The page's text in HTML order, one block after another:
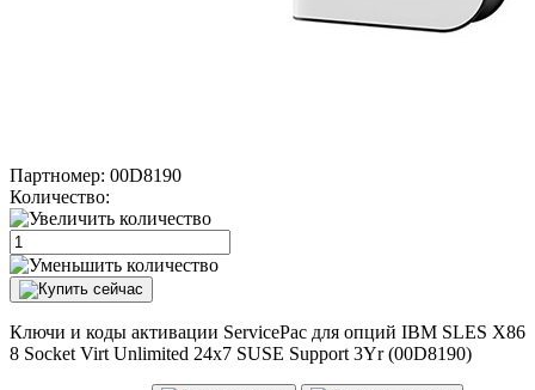
Партномер: 00D8190
Количество:
Ключи и коды активации ServicePac для опций IBM SLES X86
8 Socket Virt Unlimited 24x7 SUSE Support 3Yr (00D8190)